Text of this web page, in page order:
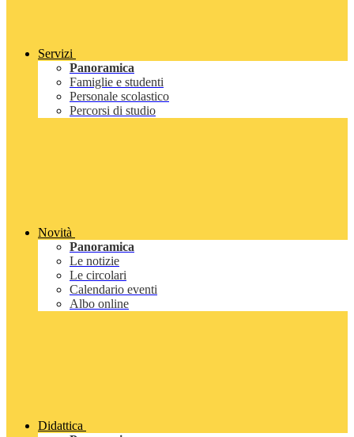
Servizi
Panoramica
Famiglie e studenti
Personale scolastico
Percorsi di studio
Novità
Panoramica
Le notizie
Le circolari
Calendario eventi
Albo online
Didattica